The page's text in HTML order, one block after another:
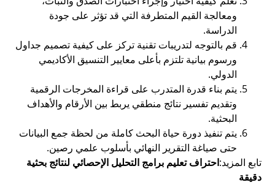
ومعالجة القيم المتطرفة التي قد تؤثر على جودة
الدراسة.
قم بالتوجه لتدريبات تقنية تركز على كيفية تصميم جداول
ورسوم بيانية تلتزم بأعلى معايير التنسيق الأكاديمي
الدولي.
يتم بناء قدرة المتدرب على قراءة المخرجات الرقمية
وتقديم تفسير نتائج منطقي يربط بين الأرقام والأهداف
البحثية.
يتم تنفيذ دورة حياة البحث كاملة من لحظة جمع البيانات
حتى صياغة التقرير النهائي بأسلوب علمي رصين.
تابع المزيد:احتراف تعليم برامج التحليل الإحصائي لنتائج بحثية
دقيقة